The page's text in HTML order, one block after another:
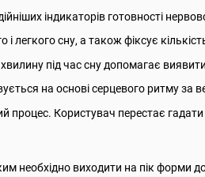
індикаторів готовності
легкого сну, а також фіксує
під час сну допомагає
на основі серцевого ритму за
процес. Користувач перестає
необхідно виходити на пік